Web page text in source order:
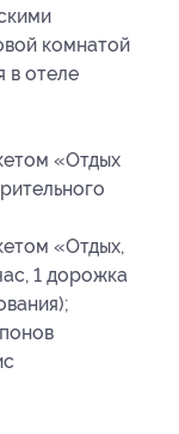
комнатой
в отеле
«Отдых
«Отдых,
1 дорожка